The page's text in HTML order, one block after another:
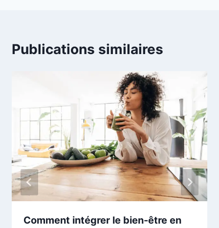
Publications similaires
Comment intégrer le bien-être en